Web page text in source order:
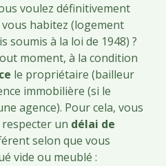
voulez définitivement
habitez (logement
soumis à la loi de 1948) ?
moment, à la condition
le propriétaire (bailleur
immobilière (si le
agence). Pour cela, vous
un délai de
selon que vous
vide ou meublé :